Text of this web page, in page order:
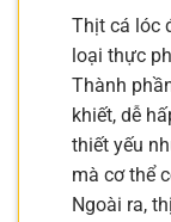
Thịt cá lóc
loại thực
Thành
khiết, dễ
thiết yếu
mà cơ thể
Ngoài ra,